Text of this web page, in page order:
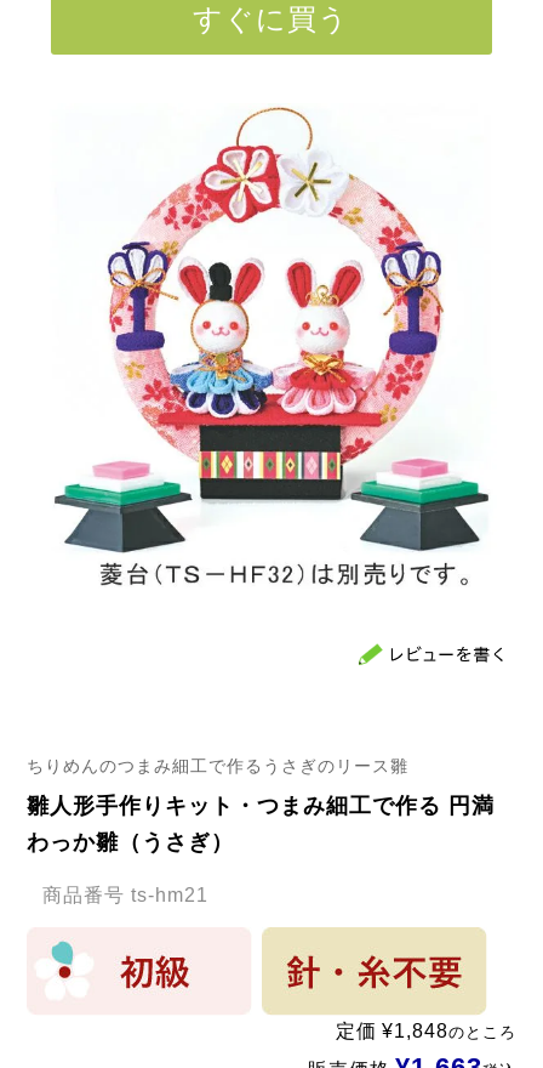
すぐに買う
ちりめんのつまみ細工で作るうさぎのリース雛
雛人形手作りキット・つまみ細工で作る 円満
わっか雛（うさぎ）
商品番号 ts-hm21
定価 ¥1,848のところ